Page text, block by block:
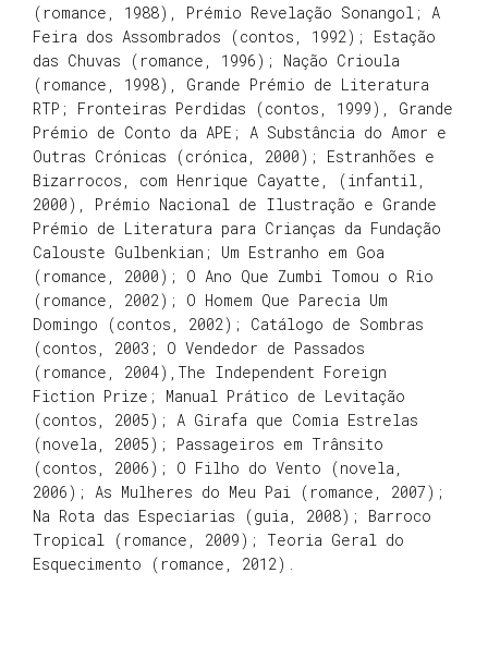
(romance, 1988), Prémio Revelação Sonangol; A
Feira dos Assombrados (contos, 1992); Estação
das Chuvas (romance, 1996); Nação Crioula
(romance, 1998), Grande Prémio de Literatura
RTP; Fronteiras Perdidas (contos, 1999), Grande
Prémio de Conto da APE; A Substância do Amor e
Outras Crónicas (crónica, 2000); Estranhões e
Bizarrocos, com Henrique Cayatte, (infantil,
2000), Prémio Nacional de Ilustração e Grande
Prémio de Literatura para Crianças da Fundação
Calouste Gulbenkian; Um Estranho em Goa
(romance, 2000); O Ano Que Zumbi Tomou o Rio
(romance, 2002); O Homem Que Parecia Um
Domingo (contos, 2002); Catálogo de Sombras
(contos, 2003; O Vendedor de Passados
(romance, 2004),The Independent Foreign
Fiction Prize; Manual Prático de Levitação
(contos, 2005); A Girafa que Comia Estrelas
(novela, 2005); Passageiros em Trânsito
(contos, 2006); O Filho do Vento (novela,
2006); As Mulheres do Meu Pai (romance, 2007);
Na Rota das Especiarias (guia, 2008); Barroco
Tropical (romance, 2009); Teoria Geral do
Esquecimento (romance, 2012).